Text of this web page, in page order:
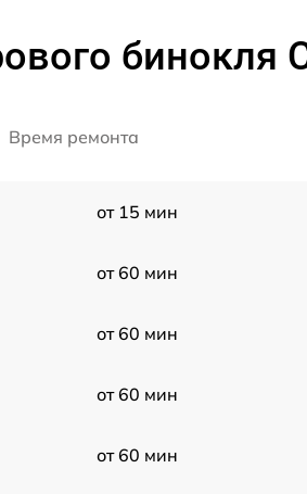
бинокля
Время ремонта
от 15 мин
от 60 мин
от 60 мин
от 60 мин
от 60 мин